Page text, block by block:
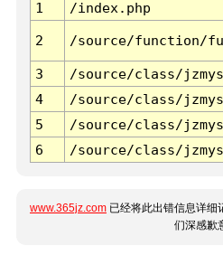
1
/index.php
2 /source/function/
3 /source/class/
4
/source/class/
5
/source/class/
6
/source/class/
www.365jz.com 已经将此出错信息详细
们深感歉